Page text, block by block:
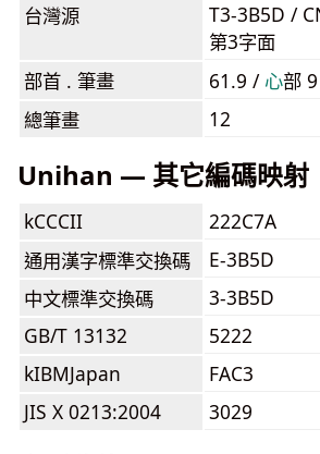
台灣源
T3-3B5D /
第3字面
部首 . 筆畫
61.9 / ⼼部
總筆畫
12
Unihan — 其它編碼映射
kCCCII
222C7A
通用漢字標準交換碼
E-3B5D
中文標準交換碼
3-3B5D
GB/T 13132
5222
kIBMJapan
FAC3
JIS X 0213:2004
3029